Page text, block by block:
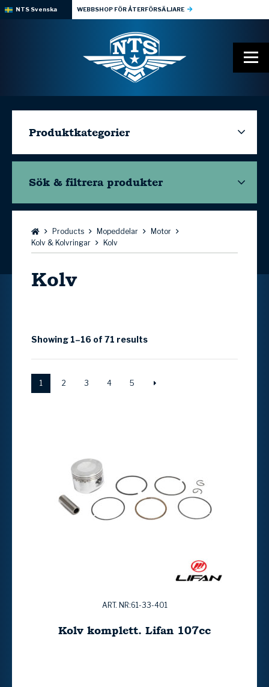
NTS Svenska WEBBSHOP FÖR ÅTERFÖRSÄLJARE
Produktkategorier
Sök & filtrera produkter
Bläddra:Products Mopeddelar
Motor
Kolv & Kolvringar
Kolv
Kolv
Showing 1–16 of 71 results
1 2 3 4 5
ART. NR:61-33-401
Kolv komplett. Lifan 107cc